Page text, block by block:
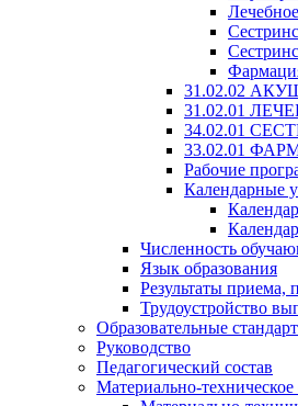
31.02.02
31.02.01
34.02.01
33.02.01
Рабочие
Календарные
Численность
Язык образования
Результаты приема,
Трудоустройство
Образовательные
Руководство
Педагогический состав
Материально-